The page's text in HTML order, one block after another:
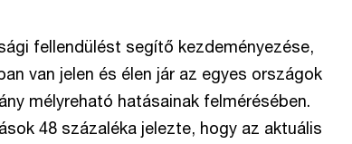
fellendülést segítő kezdeményezése,
van jelen és élen jár az egyes országok
mélyreható hatásainak felmérésében.
48 százaléka jelezte, hogy az aktuális